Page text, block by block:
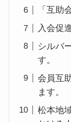
「互助
入会促
シルバ
す。
会員互
ます。
松本地